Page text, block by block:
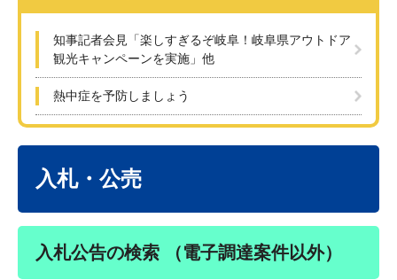
知事記者会見「楽しすぎるぞ岐阜！岐阜県アウトドア
観光キャンペーンを実施」他
熱中症を予防しましょう
入札・公売
入札公告の検索 （電子調達案件以外）